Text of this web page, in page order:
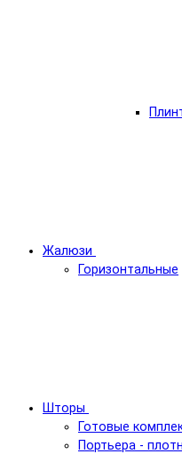
Жалюзи
Горизонтальные
Шторы
Готовые
Портьера -